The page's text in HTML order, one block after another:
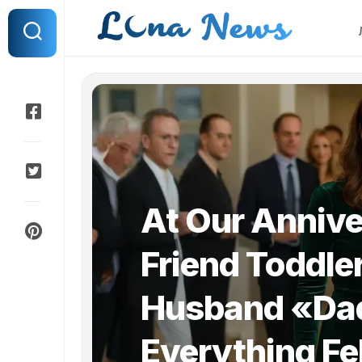
Перейти
содержанию
1
At Our
Friend
Husband
Everything